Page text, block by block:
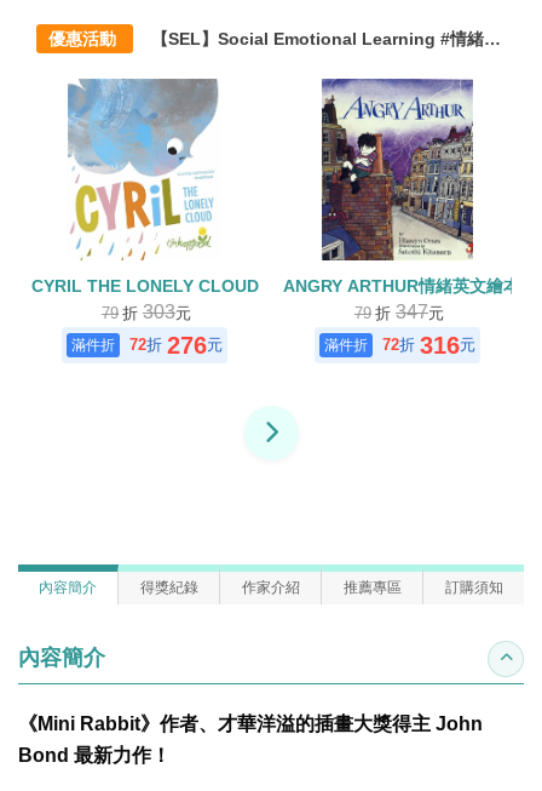
優惠活動 【SEL】Social Emotional Learning #情緒教育 #雙語生活化閱讀主題方案
CYRIL THE LONELY CLOUD
79 折 303元
72折 276元
ANGRY ARTHUR情緒英文繪本(
79 折 347元
72折 316元
內容簡介 得獎紀錄 作家介紹 推薦專區 訂購須知
內容簡介 收合
《Mini Rabbit》作者、才華洋溢的插畫大獎得主 John
Bond 最新力作！